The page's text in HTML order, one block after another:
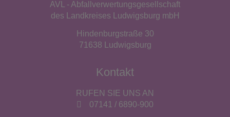
AVL - Abfallverwertungsgesellschaft
des Landkreises Ludwigsburg mbH
Hindenburgstraße 30
71638 Ludwigsburg
Kontakt
RUFEN SIE UNS AN
07141 / 6890-900